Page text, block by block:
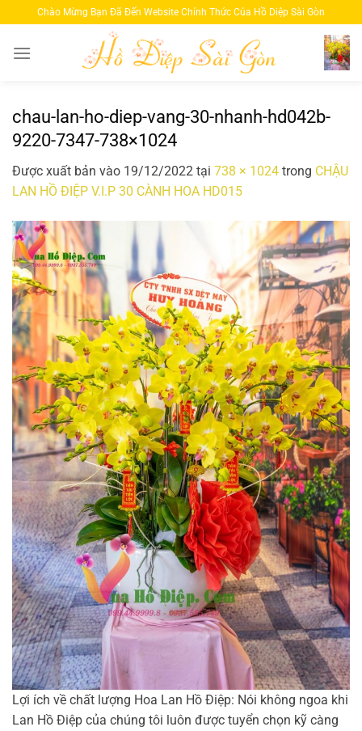
qua
nội
Chào Mừng Bạn Đã Đến Website Chính Thức Của Hồ Diệp Sài Gòn
chau-lan-ho-diep-vang-30-nhanh-hd042b-
9220-7347-738×1024
Được xuất bản vào 19/12/2022 tại 738 × 1024 trong CHẬU
LAN HỒ ĐIỆP V.I.P 30 CÀNH HOA HD015
Lợi ích về chất lượng Hoa Lan Hồ Điệp: Nói không ngoa khi
Lan Hồ Điệp của chúng tôi luôn được tuyển chọn kỹ càng